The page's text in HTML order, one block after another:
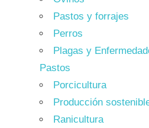
Pastos y forrajes
Perros
Plagas y
Pastos
Porcicultura
Producción
Ranicultura